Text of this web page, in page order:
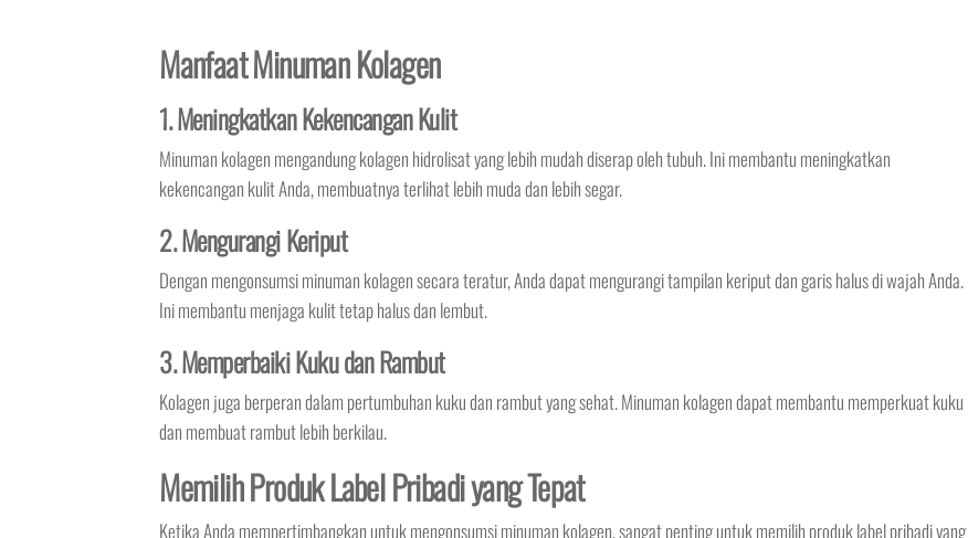
Manfaat Minuman Kolagen
1. Meningkatkan Kekencangan Kulit
Minuman kolagen mengandung kolagen hidrolisat yang lebih mudah diserap oleh tubuh. Ini membantu meningkatkan
kekencangan kulit Anda, membuatnya terlihat lebih muda dan lebih segar.
2. Mengurangi Keriput
Dengan mengonsumsi minuman kolagen secara teratur, Anda dapat mengurangi tampilan keriput dan garis halus di wajah Anda.
Ini membantu menjaga kulit tetap halus dan lembut.
3. Memperbaiki Kuku dan Rambut
Kolagen juga berperan dalam pertumbuhan kuku dan rambut yang sehat. Minuman kolagen dapat membantu memperkuat kuku
dan membuat rambut lebih berkilau.
Memilih Produk Label Pribadi yang Tepat
Ketika Anda mempertimbangkan untuk mengonsumsi minuman kolagen, sangat penting untuk memilih produk label pribadi yang